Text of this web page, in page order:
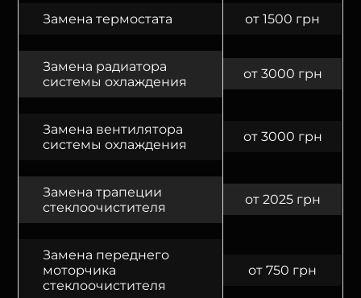
Замена термостата от 1500 грн
Замена радиатора
системы охлаждения
от 3000 грн
Замена вентилятора
системы охлаждения
от 3000 грн
Замена трапеции
стеклоочистителя
от 2025 грн
Замена переднего
моторчика
стеклоочистителя
от 750 грн